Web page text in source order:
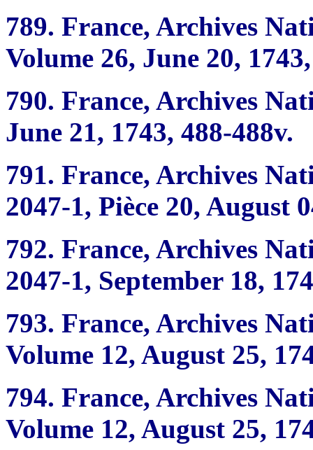
789. France, Archives
Volume 26, June 20,
790. France, Archives
June 21, 1743, 488-488v.
791. France, Archives
2047-1, Pièce 20, August
792. France, Archives
2047-1, September 18,
793. France, Archives
Volume 12, August 25,
794. France, Archives
Volume 12, August 25,